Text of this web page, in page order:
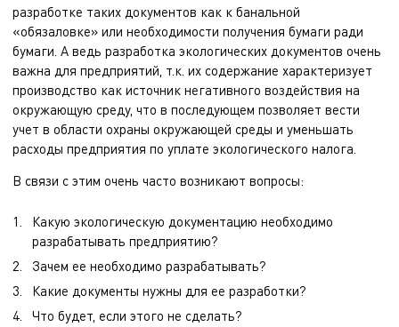
разработке таких документов как к банальной
«обязаловке» или необходимости получения бумаги ради
бумаги. А ведь разработка экологических документов очень
важна для предприятий, т.к. их содержание характеризует
производство как источник негативного воздействия на
окружающую среду, что в последующем позволяет вести
учет в области охраны окружающей среды и уменьшать
расходы предприятия по уплате экологического налога.
В связи с этим очень часто возникают вопросы:
Какую экологическую документацию необходимо
разрабатывать предприятию?
Зачем ее необходимо разрабатывать?
Какие документы нужны для ее разработки?
Что будет, если этого не сделать?